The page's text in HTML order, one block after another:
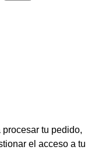
tu pedido,
el acceso a tu